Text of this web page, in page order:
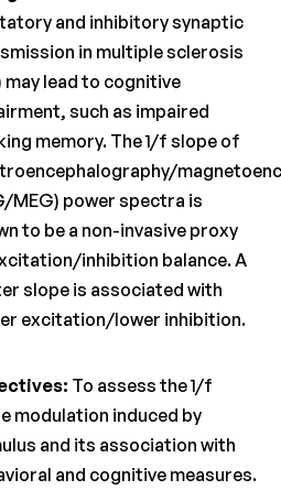
and inhibitory synaptic
in multiple sclerosis
may lead to cognitive
such as impaired
memory. The 1/f slope of
MEG) power spectra is
to be a non-invasive proxy
inhibition balance. A
slope is associated with
excitation/lower inhibition.
To assess the 1/f
modulation induced by
and its association with
and cognitive measures.